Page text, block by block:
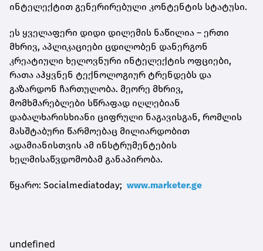
ინტელექტით გენერირებული კონტენტის სტატუსი.
ეს ყველაფერი დიდი დილემის ნაწილია – ერთი
მხრივ, აპლიკაციები ცდილობენ დანერგონ
კრეატიული ხელოვნური ინტელექტის ოფციები,
რათა აჰყვნენ ტექნოლოგიურ ტრენდებს და
გაზარდონ ჩართულობა. მეორე მხრივ,
მომხმარებლები სწრაფად იღლებიან
დაბალხარისხიანი ციფრული ნაგავისგან, რომლის
მასშტაბური წარმოებაც მილიარდობით
ადამიანისთვის ამ ინსტრუმენტების
ხელმისაწვდომობამ განაპირობა.
წყარო: Socialmediatoday; www.marketer.ge
undefined